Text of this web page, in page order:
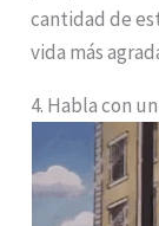
cantidad de
vida más
4. Habla con